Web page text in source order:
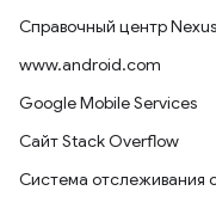
Справочный центр Nexus
www.android.com
Google Mobile Services
Сайт Stack Overflow
Система отслеживания